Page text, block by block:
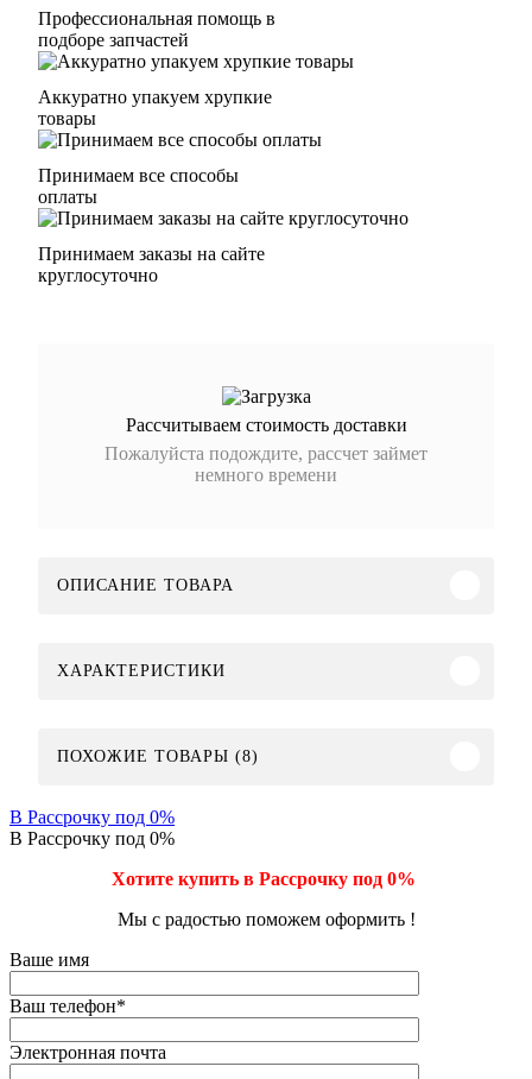
Профессиональная помощь в
подборе запчастей
Аккуратно упакуем хрупкие
товары
Принимаем все способы
оплаты
Принимаем заказы на сайте
круглосуточно
Рассчитываем стоимость доставки
Пожалуйста подождите, рассчет займет
немного времени
ОПИСАНИЕ ТОВАРА
ХАРАКТЕРИСТИКИ
ПОХОЖИЕ ТОВАРЫ (8)
В Рассрочку под 0%
В Рассрочку под 0%
Хотите купить в Рассрочку под 0%
Мы с радостью поможем оформить !
Ваше имя
Ваш телефон*
Электронная почта